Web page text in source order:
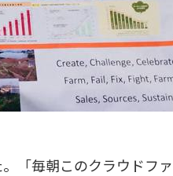
「毎朝このクラウドフ